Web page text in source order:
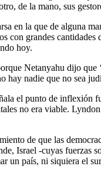
de la mano, sus
en la que de alguna
con grandes
hoy.
Netanyahu dijo
hay nadie que no sea
el punto de inflexión
no era viable.
de que las
Israel -cuyas
un país, ni siquiera el